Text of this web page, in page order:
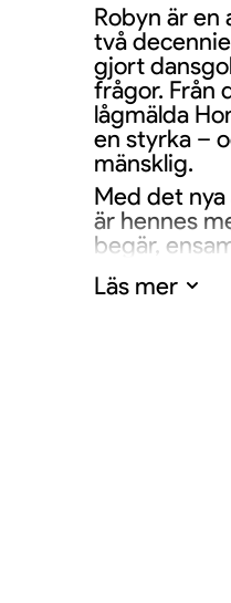
Robyn är
två
gjort
frågor. Från
lågmälda
en styrka –
mänsklig.
Med det
är hennes
begär,
Om att äga
färdiga
Läs mer